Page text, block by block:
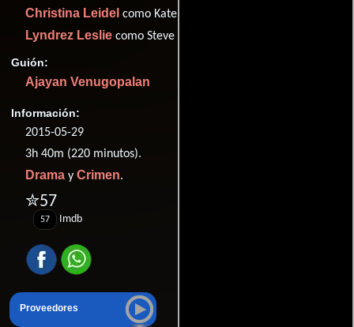
Christina Leidel como Kate Brown
Lyndrez Leslie como Steve
Guión:
Ajayan Venugopalan
Información:
2015-05-29
3h 40m (220 minutos).
Drama y Crimen.
✮57
57 Imdb
Proveedores